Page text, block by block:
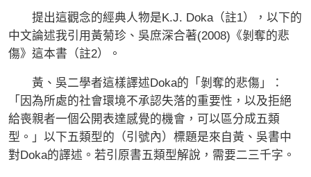
提出這觀念的經典人物是K.J. Doka（註1），以下的
中文論述我引用黃菊珍、吳庶深合著(2008)《剝奪的悲
傷》這本書（註2）。
黃、吳二學者這樣譯述Doka的「剝奪的悲傷」：
「因為所處的社會環境不承認失落的重要性，以及拒絕
給喪親者一個公開表達感覺的機會，可以區分成五類
型。」以下五類型的（引號內）標題是來自黃、吳書中
對Doka的譯述。若引原書五類型解說，需要二三千字。